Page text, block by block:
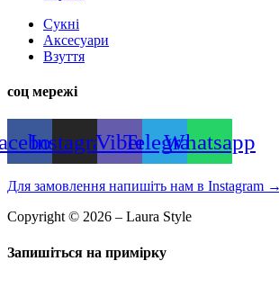
Сукні
Аксесуари
Взуття
соц мережі
InstagramViberTelegramWhatsapp
Для замовлення напишіть нам в Instagram →
Copyright © 2026 – Laura Style
Запишіться на примірку